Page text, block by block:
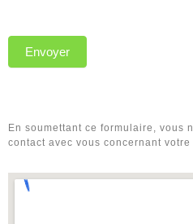
Envoyer
En soumettant ce formulaire, vous
contact avec vous concernant votre